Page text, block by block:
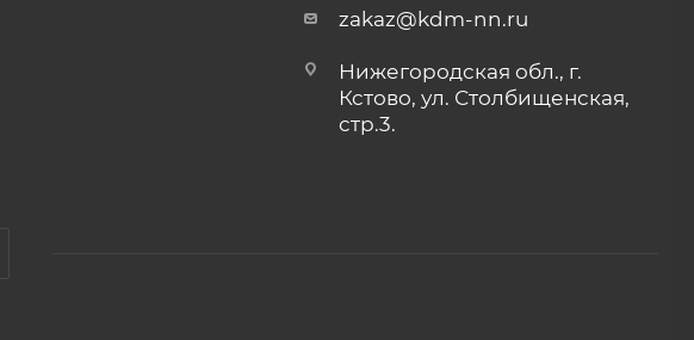
zakaz@kdm-nn.ru
Нижегородская обл., г.
Кстово, ул. Столбищенская,
стр.3.